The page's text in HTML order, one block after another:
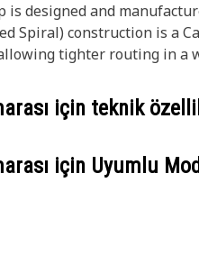
is designed and
Spiral) construction is
tighter routing in a
için teknik
için Uyumlu